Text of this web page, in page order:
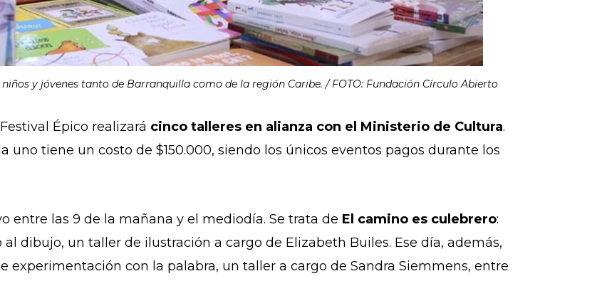
y jóvenes tanto de Barranquilla como de la región Caribe. / FOTO: Fundación Círculo Abierto
Épico realizará cinco talleres en alianza con el Ministerio de Cultura.
uno tiene un costo de $150.000, siendo los únicos eventos pagos durante los
entre las 9 de la mañana y el mediodía. Se trata de El camino es culebrero:
dibujo, un taller de ilustración a cargo de Elizabeth Builes. Ese día, además,
experimentación con la palabra, un taller a cargo de Sandra Siemmens, entre